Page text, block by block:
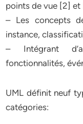
points de vue [2] et
– Les concepts
instance,
– Intégrant
fonctionnalités,
UML définit neuf
catégories: